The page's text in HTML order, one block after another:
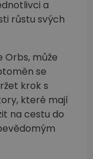
a
růstu svých
Orbs, může
se
krok s
které mají
na cestu do